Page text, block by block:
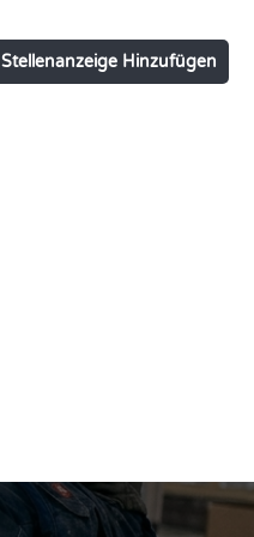
Stellenanzeige Hinzufügen